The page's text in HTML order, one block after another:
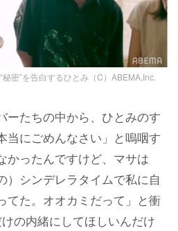
密”を告白するひとみ（C）ABEMA,Inc.
ーたちの中から、ひとみのす
にごめんなさい」と嗚咽す
かったんですけど、マサは
）シンデレラタイムで私に自
てた。オオカミだって」と衝
の内緒にしてほしいんだけ